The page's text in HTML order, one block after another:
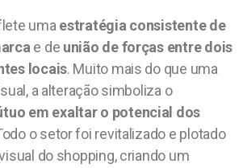
umaestratégia consistente de
e de união de forças entre dois
locais. Muito mais do que uma
a alteração simboliza o
em exaltar o potencial dos
o setor foi revitalizado e plotado
do shopping, criando um